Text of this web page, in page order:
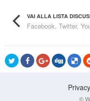
VAI ALLA LISTA
Facebook, Twitter,
©